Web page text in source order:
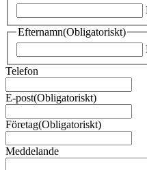
Efternamn(Obligatoriskt)
Telefon
E-post(Obligatoriskt)
Företag(Obligatoriskt)
Meddelande